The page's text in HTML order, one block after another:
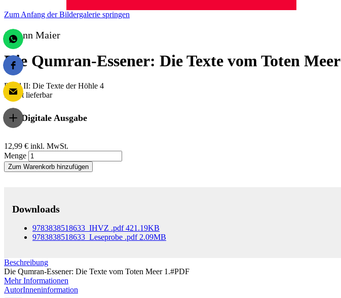
Zum Anfang der Bildergalerie springen
Johann Maier
Die Qumran-Essener: Die Texte vom Toten Meer
Band II: Die Texte der Höhle 4
Sofort lieferbar
Digitale Ausgabe
12,99 € inkl. MwSt.
Menge
Zum Warenkorb hinzufügen
Downloads
9783838518633_IHVZ .pdf 421.19KB
9783838518633_Leseprobe .pdf 2.09MB
Beschreibung
Die Qumran-Essener: Die Texte vom Toten Meer 1.#PDF
Mehr Informationen
AutorInneninformation